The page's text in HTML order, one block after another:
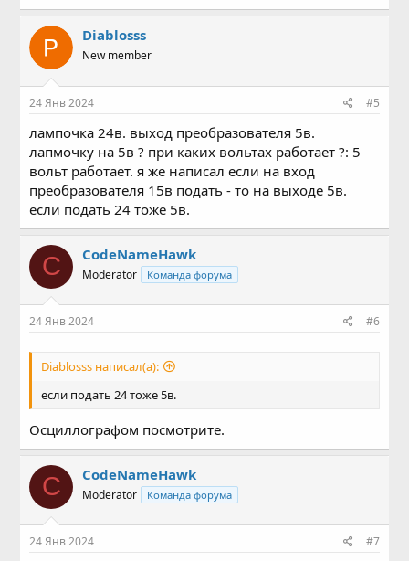
Diablosss
New member
24 Янв 2024 #5
лампочка 24в. выход преобразователя 5в.
лапмочку на 5в ? при каких вольтах работает ?: 5
вольт работает. я же написал если на вход
преобразователя 15в подать - то на выходе 5в.
если подать 24 тоже 5в.
C CodeNameHawk
Moderator Команда форума
24 Янв 2024 #6
Diablosss написал(а):
если подать 24 тоже 5в.
Осциллографом посмотрите.
C CodeNameHawk
Moderator Команда форума
24 Янв 2024 #7